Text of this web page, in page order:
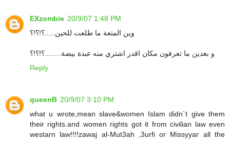
EXzombie 20/9/07 1:48 PM
وين المتعة ما طلعت للحين.....؟!؟!؟
و بعدين ما تعرفون مكان اقدر اشتري منه عبدة بيضة........؟!؟!؟
Reply
queenB 20/9/07 3:10 PM
what u wrote,mean slave&women Islam didn`t give them
their rights.and women rights got it from civilian law even
westarn law!!!!zawaj al-Mut3ah ,3urfi or Missyyar all the